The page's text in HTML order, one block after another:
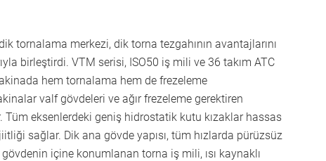
tornalama merkezi, dik torna tezgahının avantajlarını
birleştirdi. VTM serisi, ISO50 iş mili ve 36 takım ATC
hem tornalama hem de frezeleme
valf gövdeleri ve ağır frezeleme gerektiren
eksenlerdeki geniş hidrostatik kutu kızaklar hassas
sağlar. Dik ana gövde yapısı, tüm hızlarda pürüzsüz
içine konumlanan torna iş mili, ısı kaynaklı